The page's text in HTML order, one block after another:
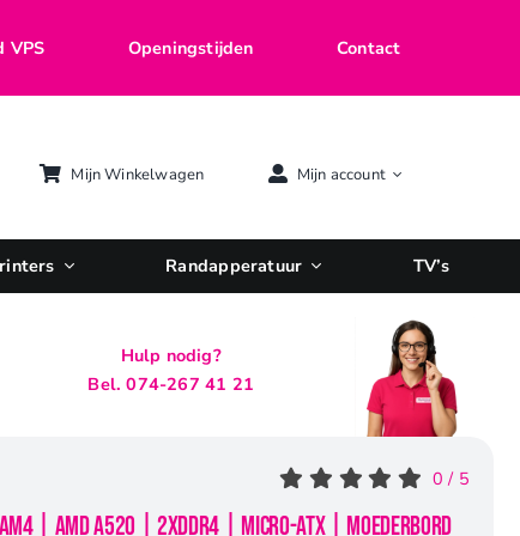
VPS Openingstijden Contact
Mijn Winkelwagen Mijn account
Randapperatuur TV’s
Hulp nodig?
Bel. 074-267 41 21
0 / 5
| AMD A520 | 2xDDR4 | Micro-ATX | Moederbord